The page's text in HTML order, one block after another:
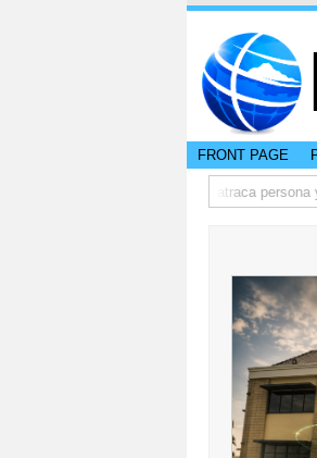
FRONT PAGE
Tres homber arma a atraca persona y